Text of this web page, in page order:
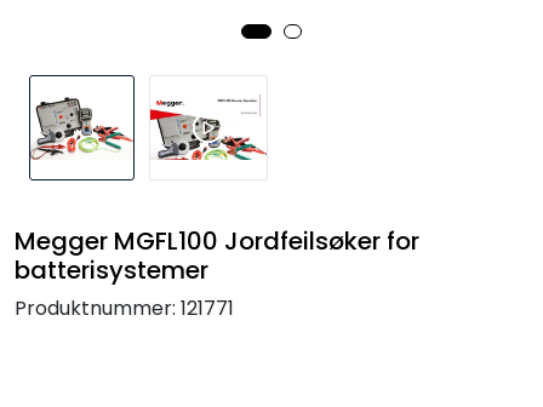
Megger MGFL100 Jordfeilsøker for
batterisystemer
Produktnummer: 121771
Navigasjon & Kommunikasjon
Maskinvern & Instrumentering
Kampanjer